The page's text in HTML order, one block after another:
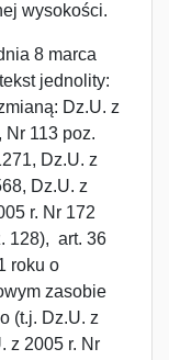
wysokości.
8 marca
jednolity:
Dz.U. z
Nr 113 poz.
Dz.U. z
Dz.U. z
r. Nr 172
128), art. 36
roku o
zasobie
(t.j. Dz.U. z
z 2005 r. Nr